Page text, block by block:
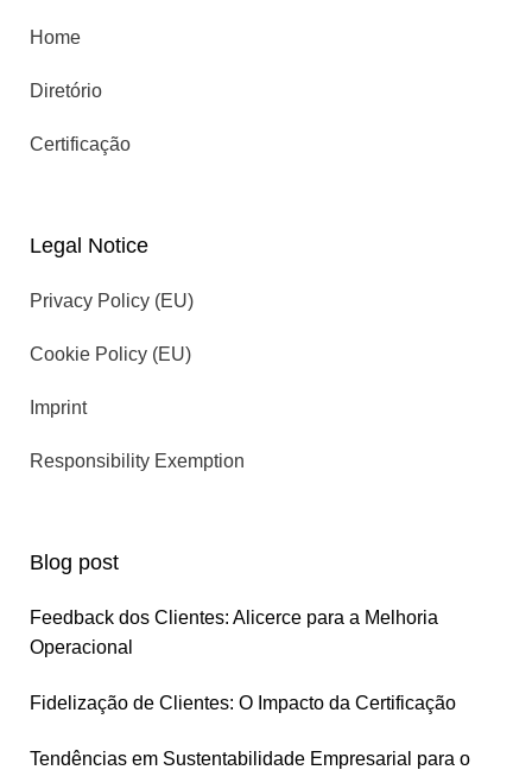
Home
Diretório
Certificação
Legal Notice
Privacy Policy (EU)
Cookie Policy (EU)
Imprint
Responsibility Exemption
Blog post
Feedback dos Clientes: Alicerce para a Melhoria
Operacional
Fidelização de Clientes: O Impacto da Certificação
Tendências em Sustentabilidade Empresarial para o